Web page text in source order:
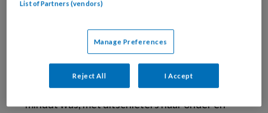
het onderzoek waarin ze in 1 minuut zo snel en
foutloos mogelijk een verhaal over de
Kerstman moesten typen. Ze zagen dat de
gemiddelde typsnelheid 60,1 woorden per
minuut was, met uitschieters naar onder en
List of Partners (vendors)
Manage Preferences
Reject All I Accept